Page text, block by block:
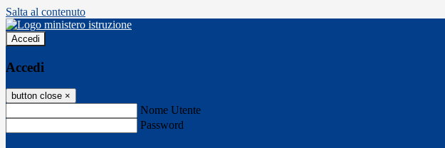
Salta al contenuto
Accedi
Accedi
button close ×
Nome Utente
Password